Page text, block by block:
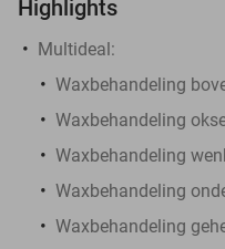
Highlights
Multideal:
Waxbehandeling
Waxbehandeling
Waxbehandeling
Waxbehandeling
Waxbehandeling